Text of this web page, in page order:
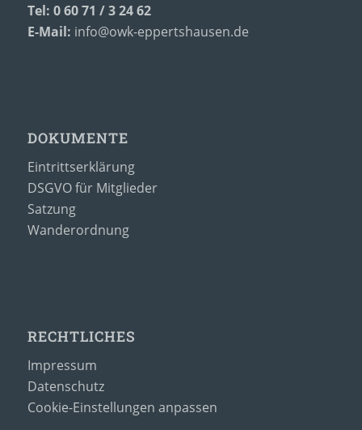
Tel: 0 60 71 / 3 24 62
E-Mail: info@owk-eppertshausen.de
DOKUMENTE
Eintrittserklärung
DSGVO für Mitglieder
Satzung
Wanderordnung
RECHTLICHES
Impressum
Datenschutz
Cookie-Einstellungen anpassen